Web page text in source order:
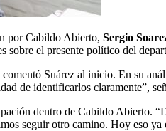
por Cabildo Abierto, Sergio
el presente político del
Suárez al inicio. En su
de identificarlos claramente”,
dentro de Cabildo Abierto.
seguir otro camino. Hoy eso